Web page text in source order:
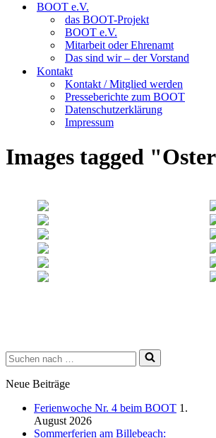
BOOT e.V.
das BOOT-Projekt
BOOT e.V.
Mitarbeit oder Ehrenamt
Das sind wir – der Vorstand
Kontakt
Kontakt / Mitglied werden
Presseberichte zum BOOT
Datenschutzerklärung
Impressum
Images tagged
Suchen
nach …
Neue Beiträge
Ferienwoche Nr. 4 beim BOOT 1.
August 2026
Sommerferien am Billebeach: